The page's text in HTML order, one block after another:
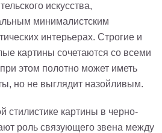
искусства,
минималистским
интерьерах. Строгие и
картины сочетаются со всеми
этом полотно может иметь
но не выглядит назойливым.
стилистике картины в черно-
роль связующего звена между